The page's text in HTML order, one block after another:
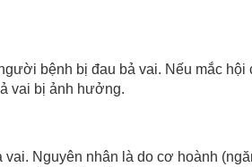
bệnh bị đau bả vai. Nếu mắc
vai bị ảnh hưởng.
Nguyên nhân là do cơ hoành